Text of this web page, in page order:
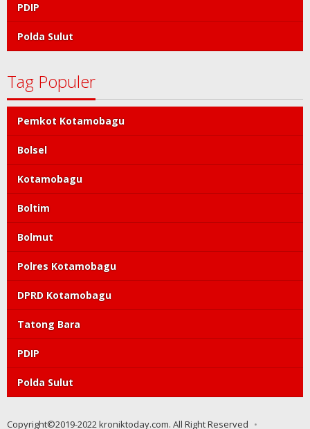
PDIP
Polda Sulut
Tag Populer
Pemkot Kotamobagu
Bolsel
Kotamobagu
Boltim
Bolmut
Polres Kotamobagu
DPRD Kotamobagu
Tatong Bara
PDIP
Polda Sulut
Copyright©2019-2022 kroniktoday.com. All Right Reserved